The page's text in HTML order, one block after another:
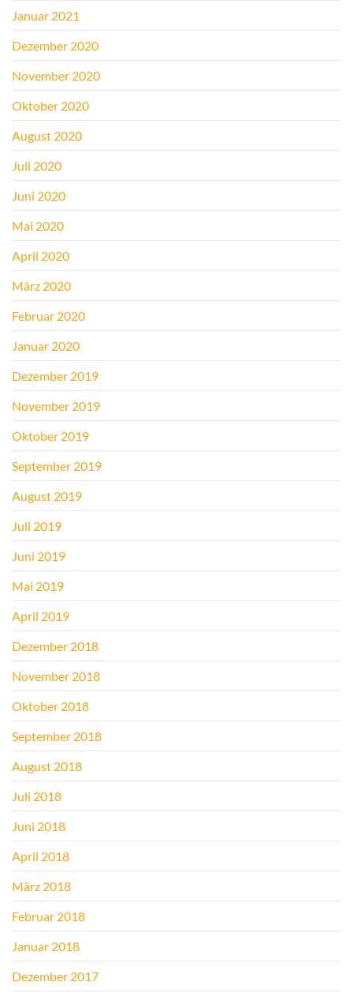
Januar 2021
Dezember 2020
November 2020
Oktober 2020
August 2020
Juli 2020
Juni 2020
Mai 2020
April 2020
März 2020
Februar 2020
Januar 2020
Dezember 2019
November 2019
Oktober 2019
September 2019
August 2019
Juli 2019
Juni 2019
Mai 2019
April 2019
Dezember 2018
November 2018
Oktober 2018
September 2018
August 2018
Juli 2018
Juni 2018
April 2018
März 2018
Februar 2018
Januar 2018
Dezember 2017